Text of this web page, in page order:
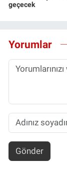
geçecek
Yorumlar
Gönder